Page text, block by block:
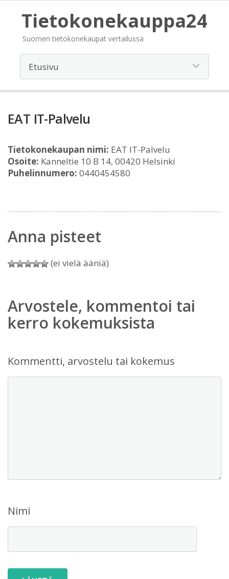
Tietokonekauppa24
Suomen tietokonekaupat vertailussa
EAT IT-Palvelu
Tietokonekaupan nimi: EAT IT-Palvelu
Osoite: Kanneltie 10 B 14, 00420 Helsinki
Puhelinnumero: 0440454580
Anna pisteet
(ei vielä ääniä)
Arvostele, kommentoi tai
kerro kokemuksista
Kommentti, arvostelu tai kokemus
Nimi